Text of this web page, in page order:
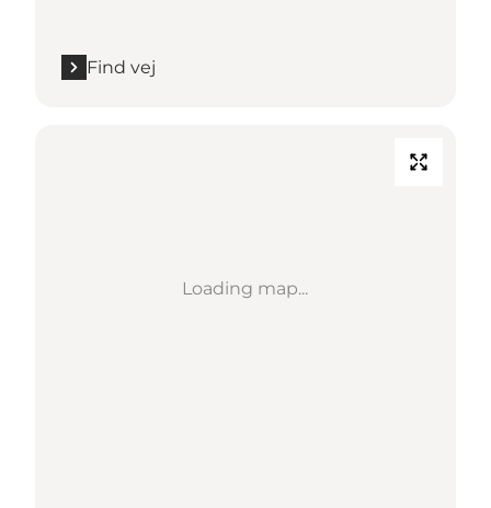
Find vej
Loading map...